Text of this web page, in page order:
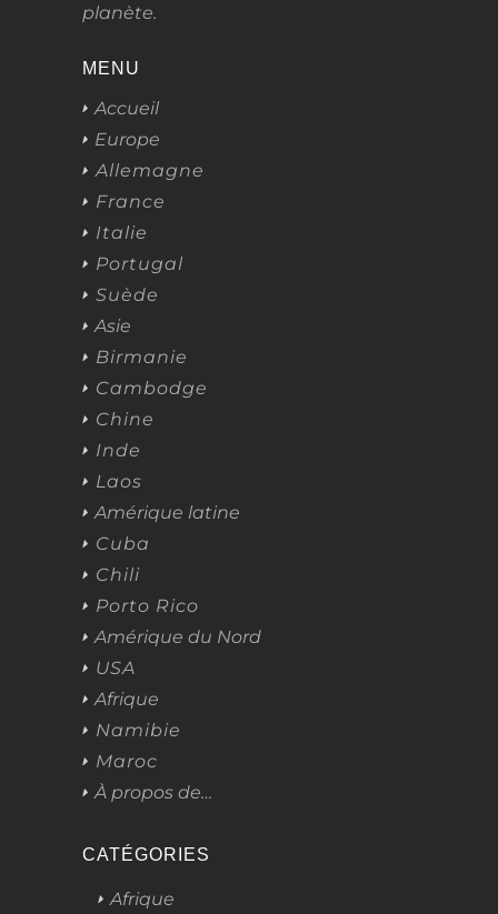
planète.
MENU
Accueil
Europe
Allemagne
France
Italie
Portugal
Suède
Asie
Birmanie
Cambodge
Chine
Inde
Laos
Amérique latine
Cuba
Chili
Porto Rico
Amérique du Nord
USA
Afrique
Namibie
Maroc
À propos de…
CATÉGORIES
Afrique